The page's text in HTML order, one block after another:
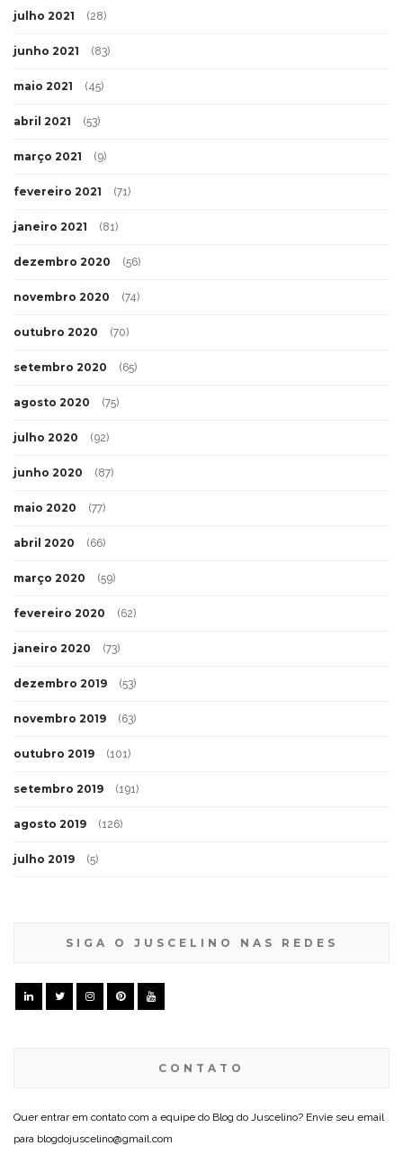
julho 2021 (28)
junho 2021 (83)
maio 2021 (45)
abril 2021 (53)
março 2021 (9)
fevereiro 2021 (71)
janeiro 2021 (81)
dezembro 2020 (56)
novembro 2020 (74)
outubro 2020 (70)
setembro 2020 (65)
agosto 2020 (75)
julho 2020 (92)
junho 2020 (87)
maio 2020 (77)
abril 2020 (66)
março 2020 (59)
fevereiro 2020 (62)
janeiro 2020 (73)
dezembro 2019 (53)
novembro 2019 (63)
outubro 2019 (101)
setembro 2019 (191)
agosto 2019 (126)
julho 2019 (5)
SIGA O JUSCELINO NAS REDES
CONTATO
Quer entrar em contato com a equipe do Blog do Juscelino? Envie seu email
para blogdojuscelino@gmail.com